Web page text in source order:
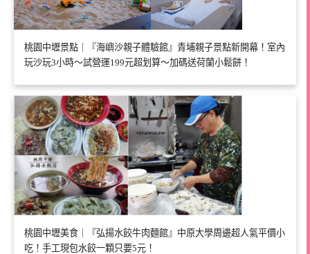
桃園中壢景點｜『海嶼沙親子體驗館』青埔親子景點新開幕！室內
玩沙玩3小時～試營運199元超划算～加碼送荷蘭小鬆餅！
桃園中壢美食｜『弘揚水餃牛肉麵館』中原大學周邊超人氣平價小
吃！手工現包水餃一顆只要5元！